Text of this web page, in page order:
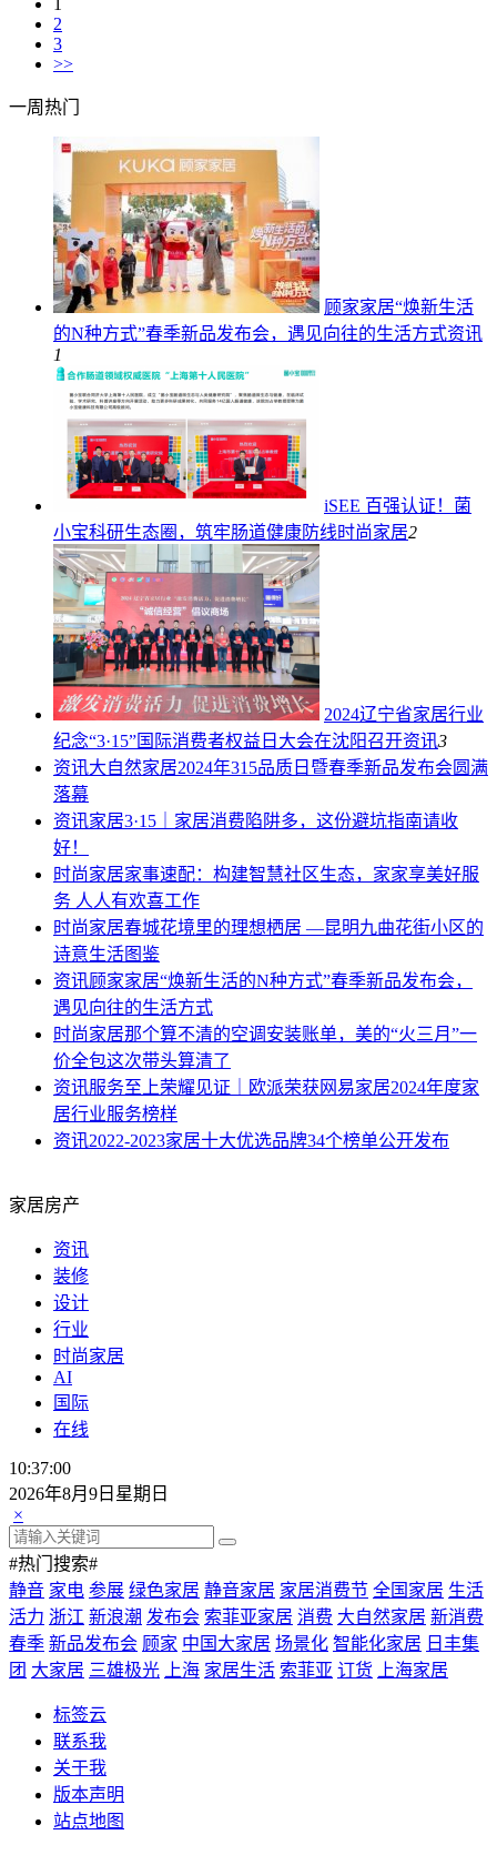
1
2
3
>>
一周热门
顾家家居“焕新生活
的N种方式”春季新品发布会，遇见向往的生活方式资讯
1
iSEE 百强认证！菌
小宝科研生态圈，筑牢肠道健康防线时尚家居2
2024辽宁省家居行业
纪念“3·15”国际消费者权益日大会在沈阳召开资讯3
资讯大自然家居2024年315品质日暨春季新品发布会圆满
落幕
资讯家居3·15｜家居消费陷阱多，这份避坑指南请收
好！
时尚家居家事速配：构建智慧社区生态，家家享美好服
务 人人有欢喜工作​
时尚家居春城花境里的理想栖居 —昆明九曲花街小区的
诗意生活图鉴
资讯顾家家居“焕新生活的N种方式”春季新品发布会，
遇见向往的生活方式
时尚家居那个算不清的空调安装账单，美的“火三月”一
价全包这次带头算清了
资讯服务至上荣耀见证｜欧派荣获网易家居2024年度家
居行业服务榜样
资讯2022-2023家居十大优选品牌34个榜单公开发布
家居房产
资讯
装修
设计
行业
时尚家居
AI
国际
在线
10:37:01
2026年8月9日星期日
×
#热门搜索#
静音 家电 参展 绿色家居 静音家居 家居消费节 全国家居 生活
活力 浙江 新浪潮 发布会 索菲亚家居 消费 大自然家居 新消费
春季 新品发布会 顾家 中国大家居 场景化 智能化家居 日丰集
团 大家居 三雄极光 上海 家居生活 索菲亚 订货 上海家居
标签云
联系我
关于我
版本声明
站点地图